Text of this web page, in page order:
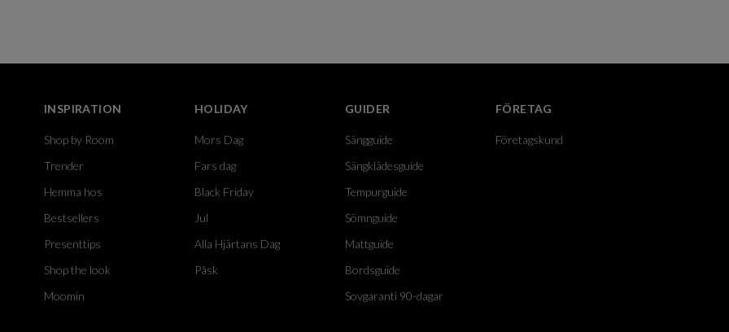
INSPIRATION
Shop by Room
Trender
Hemma hos
Bestsellers
Presenttips
Shop the look
Moomin
HOLIDAY
Mors Dag
Fars dag
Black Friday
Jul
Alla Hjärtans Dag
Påsk
GUIDER
Sängguide
Sängklädesguide
Tempurguide
Sömnguide
Mattguide
Bordsguide
Sovgaranti 90-dagar
FÖRETAG
Företagskund